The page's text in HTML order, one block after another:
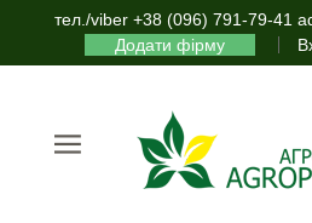
тел./viber +38 (096) 791-79-41
Додати фірму